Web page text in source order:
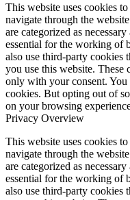
This website uses cookies
navigate through the
are categorized as
essential for the working of
also use third-party cookies
you use this website.
only with your consent. You
cookies. But opting out of
on your browsing
Privacy Overview
This website uses cookies
navigate through the
are categorized as
essential for the working of
also use third-party cookies